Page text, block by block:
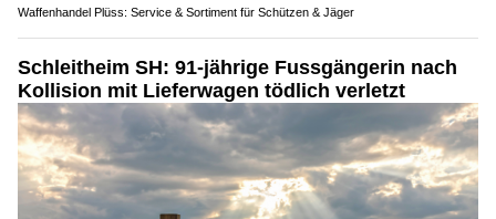
Waffenhandel Plüss: Service & Sortiment für Schützen & Jäger
Schleitheim SH: 91-jährige Fussgängerin nach
Kollision mit Lieferwagen tödlich verletzt